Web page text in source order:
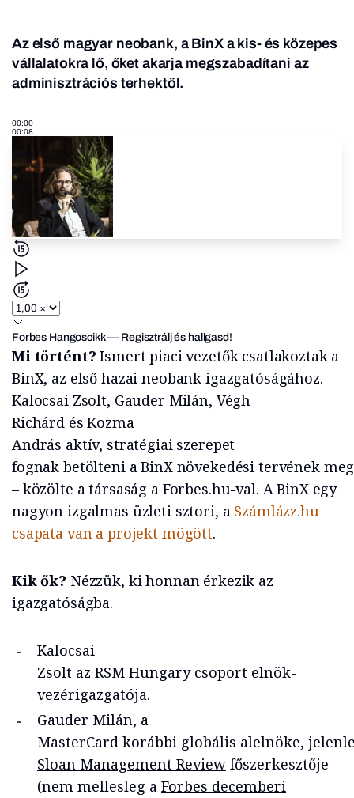
Az első magyar neobank, a BinX a kis- és közepes
vállalatokra lő, őket akarja megszabadítani az
adminisztrációs terhektől.
00:00
00:08
Forbes Hangoscikk— Regisztrálj és hallgasd!
Mi történt?Ismert piaci vezetők csatlakoztak a
BinX, az első hazai neobank igazgatóságához.
Kalocsai Zsolt, Gauder Milán, Végh
Richárd és Kozma
András aktív, stratégiai szerepet
fognak betölteni a BinX növekedési tervének
– közölte a társaság a Forbes.hu-val. A BinX egy
nagyon izgalmas üzleti sztori, a Számlázz.hu
csapata van a projekt mögött.
Kik ők? Nézzük, ki honnan érkezik az
igazgatóságba.
Kalocsai
Zsolt az RSM Hungary csoport elnök-
vezérigazgatója.
Gauder Milán, a
MasterCard korábbi globális alelnöke,
Sloan Management Review főszerkesztője
(nem mellesleg a Forbes decemberi